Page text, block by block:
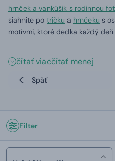
hrnček a vankúšik s rodinnou
siahnite po tričku a hrnčeku s
motívmi, ktoré dedka každý deň
čítať viacčítať menej
Späť
Filter